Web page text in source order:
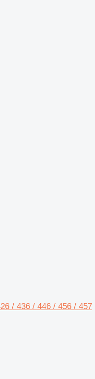
/ 436 / 446 / 456 / 457